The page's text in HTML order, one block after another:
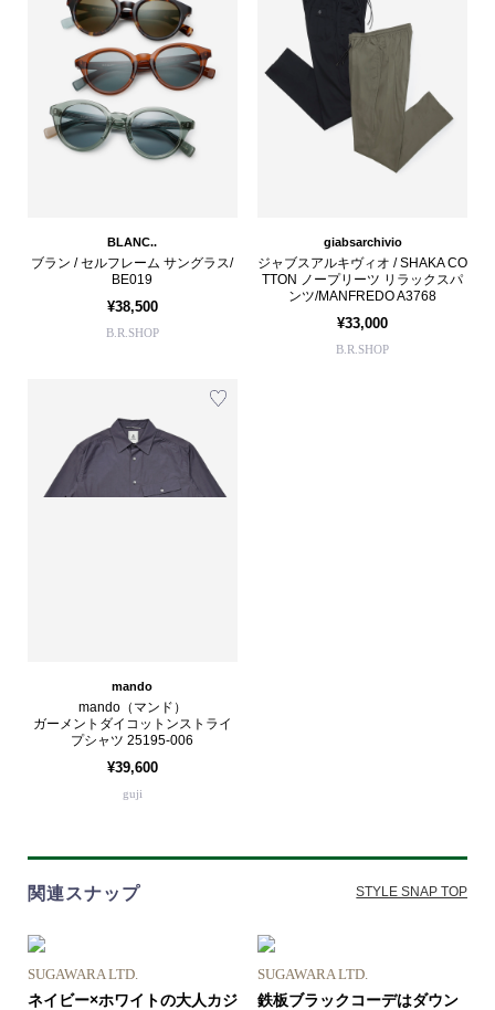
BLANC..
ブラン / セルフレーム サングラス/
BE019
¥38,500
B.R.SHOP
giabsarchivio
ジャブスアルキヴィオ / SHAKA CO
TTON ノープリーツ リラックスパ
ンツ/MANFREDO A3768
¥33,000
B.R.SHOP
mando
mando（マンド）
ガーメントダイコットンストライ
プシャツ 25195-006
¥39,600
guji
関連スナップ STYLE SNAP TOP
SUGAWARA LTD.
ネイビー×ホワイトの大人カジ
SUGAWARA LTD.
鉄板ブラックコーデはダウン